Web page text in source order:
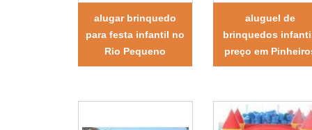
alugar brinquedo
para festa infantil no
Rio Pequeno
aluguel de
brinquedos
preço em